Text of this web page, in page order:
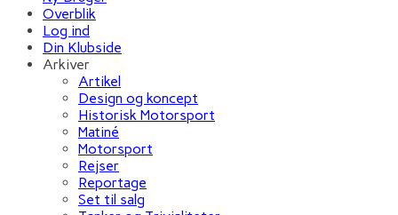
Overblik
Log ind
Din Klubside
Arkiver
Artikel
Design og koncept
Historisk Motorsport
Matiné
Motorsport
Rejser
Reportage
Set til salg